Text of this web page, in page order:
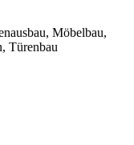
Möbelbau,
Türenbau